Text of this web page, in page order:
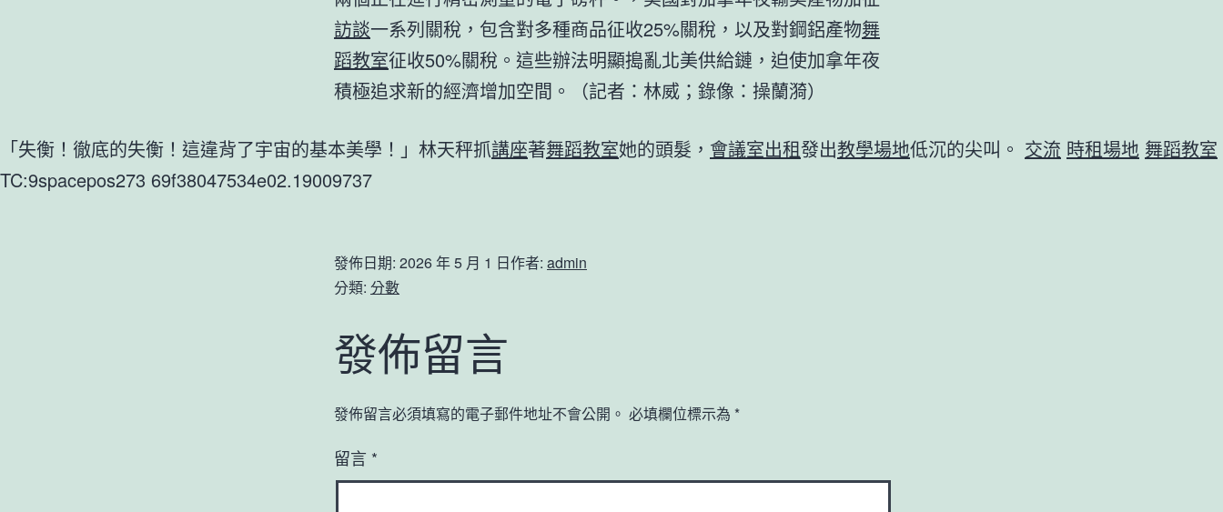
訪談一系列關稅，包含對多種商品征收25%關稅，以及對鋼鋁產物舞
蹈教室征收50%關稅。這些辦法明顯搗亂北美供給鏈，迫使加拿年夜
積極追求新的經濟增加空間。（記者：林威；錄像：操蘭漪）
「失衡！徹底的失衡！這違背了宇宙的基本美學！」林天秤抓講座著舞蹈教室她的頭髮， 會議室出租發出教學場地低沉的尖叫。 交流 時租場地 舞蹈教室
TC:9spacepos273 69f38047534e02.19009737
發佈日期: 2026 年 5 月 1 日作者: admin
分類: 分數
發佈留言
發佈留言必須填寫的電子郵件地址不會公開。 必填欄位標示為 *
留言 *